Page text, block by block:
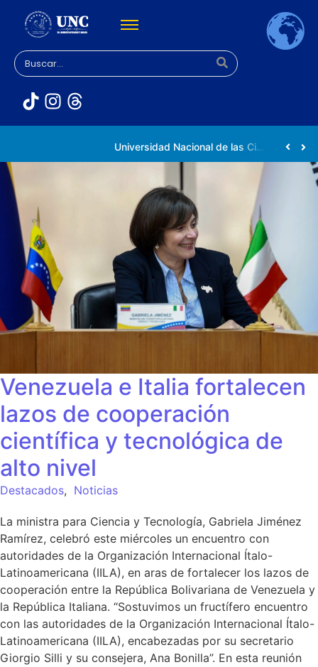
Universidad Nacional de las Ciencias impulsa vocaciones científicas en la Expoferia de Oportunidades de Estudio 2026
Venezuela e Italia fortalecen
lazos de cooperación
científica y tecnológica de
alto nivel
Destacados, Noticias
La ministra para Ciencia y Tecnología, Gabriela Jiménez
Ramírez, celebró este miércoles un encuentro con
autoridades de la Organización Internacional Ítalo-
Latinoamericana (IILA), en aras de fortalecer los lazos de
cooperación entre la República Bolivariana de Venezuela y
la República Italiana. “Sostuvimos un fructífero encuentro
con las autoridades de la Organización Internacional Ítalo-
Latinoamericana (IILA), encabezadas por su secretario
Giorgio Silli y su consejera, Ana Bonilla”. En esta reunión